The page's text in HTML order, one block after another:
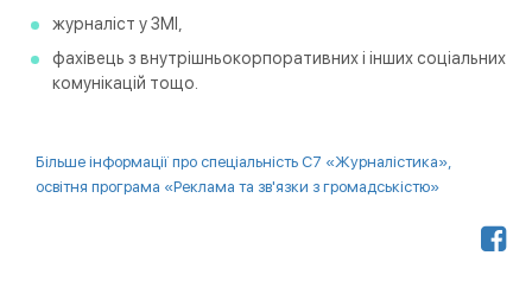
журналіст у ЗМІ,
фахівець з внутрішньокорпоративних і інших соціальних
комунікацій тощо.
Більше інформації про спеціальність С7 «Журналістика»,
освітня програма «Реклама та зв'язки з громадськістю»